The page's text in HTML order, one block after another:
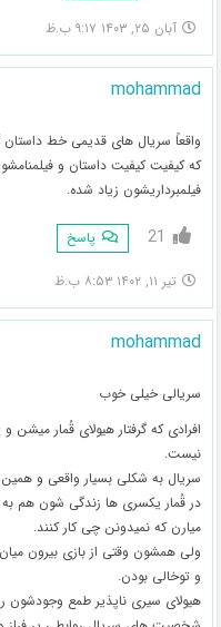
آبان ۲۵, ۱۴۰۳ ۹:۱۷ ب.ظ
mohammad
واقعاً سریال های قدیمی خط
که کیفیت کیفیت داستان و
فیلمبرداریشون زیاد شده.
21 پاسخ
تیر ۱۱, ۱۴۰۲ ۸:۵۳ ب.ظ
mohammad
سریالی خیلی خوب
افرادی که گرفتار هیولای قُمار
نیست.
سریال به شکلی بسیار واقعی و همین
در قُمار یکسری ها زندگی شون هم
میارن که نمیدونن چی کار کنند.
ولی همشون وقتی از بازی بیرون
و توخالی بودن.
هیولای سیری ناپذیر طمع وجودشون